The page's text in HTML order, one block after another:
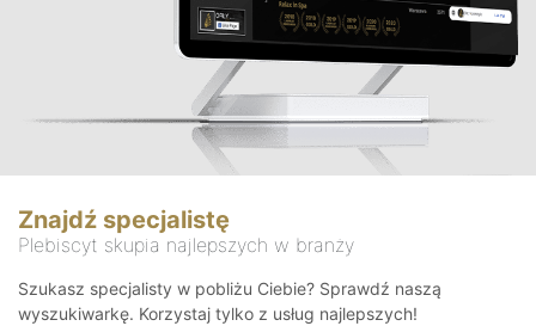
Znajdź specjalistę
Plebiscyt skupia najlepszych w branży
Szukasz specjalisty w pobliżu Ciebie? Sprawdź naszą
wyszukiwarkę. Korzystaj tylko z usług najlepszych!